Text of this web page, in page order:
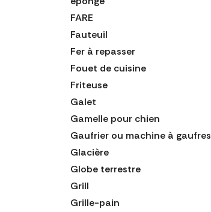
FARE
Fauteuil
Fer à repasser
Fouet de cuisine
Friteuse
Galet
Gamelle pour chien
Gaufrier ou machine à gaufres
Glacière
Globe terrestre
Grill
Grille-pain